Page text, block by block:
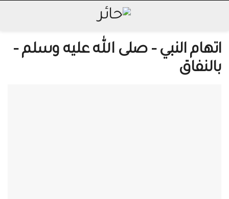
اتهام النبي – صلى الله عليه وسلم –
بالنفاق